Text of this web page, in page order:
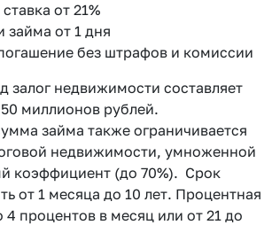
от 21%
займа от 1 дня
без штрафов и комиссии
залог недвижимости составляет
миллионов рублей.
займа также ограничивается
недвижимости, умноженной
коэффициент (до 70%). Срок
от 1 месяца до 10 лет. Процентная
4 процентов в месяц или от 21 до